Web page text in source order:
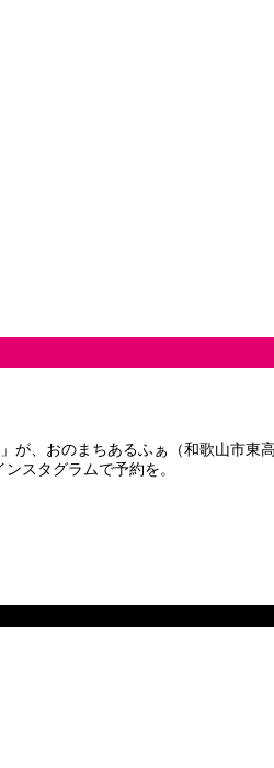
が、おのまちあるふぁ（和歌山市
スタグラムで予約を。